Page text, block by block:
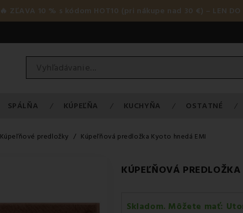
🔥 ZĽAVA 10 % s kódom HOT10 (pri nákupe nad 30 €) – LEN
SPÁLŇA KÚPEĽŇA KUCHYŇA OSTATNÉ
Kúpeľňové predložky Kúpeľňová predložka Kyoto hnedá EMI
KÚPEĽŇOVÁ
Skladom. Môžete mať: